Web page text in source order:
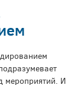
мероприятий. И